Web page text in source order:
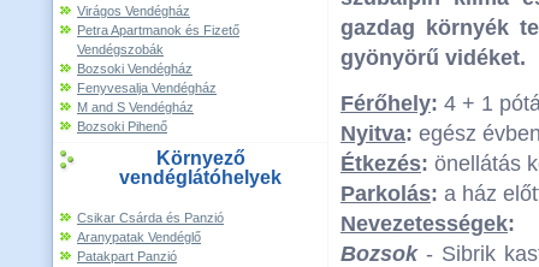
Virágos Vendégház
Petra Apartmanok és Fizető
Vendégszobák
Bozsoki Vendégház
Fenyvesalja Vendégház
M and S Vendégház
Bozsoki Pihenő
Környező
vendéglátóhelyek
Csikar Csárda és Panzió
Aranypatak Vendéglő
Patakpart Panzió
gazdag környék
gyönyörű vidéket.
Férőhely: 4 + 1
Nyitva: egész
Étkezés: önellátás
Parkolás: a ház
Nevezetességek:
Bozsok - Sibrik